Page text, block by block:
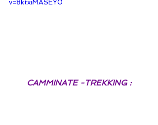
v=8ktxiMASEY0
CAMMINATE -TREKKING :